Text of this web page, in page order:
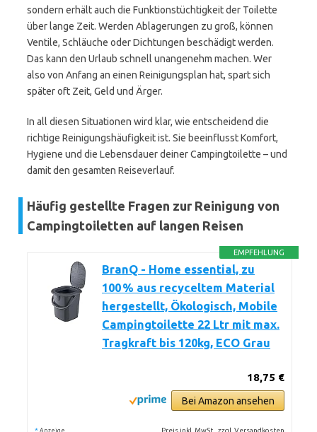
sondern erhält auch die Funktionstüchtigkeit der Toilette
über lange Zeit. Werden Ablagerungen zu groß, können
Ventile, Schläuche oder Dichtungen beschädigt werden.
Das kann den Urlaub schnell unangenehm machen. Wer
also von Anfang an einen Reinigungsplan hat, spart sich
später oft Zeit, Geld und Ärger.
In all diesen Situationen wird klar, wie entscheidend die
richtige Reinigungshäufigkeit ist. Sie beeinflusst Komfort,
Hygiene und die Lebensdauer deiner Campingtoilette – und
damit den gesamten Reiseverlauf.
Häufig gestellte Fragen zur Reinigung von
Campingtoiletten auf langen Reisen
EMPFEHLUNG
BranQ - Home essential, zu
100 % aus recyceltem Material
hergestellt, Ökologisch, Mobile
Campingtoilette 22 Ltr mit max.
Tragkraft bis 120kg, ECO Grau
18,75 €
Bei Amazon ansehen
* Anzeige Preis inkl. MwSt., zzgl. Versandkosten